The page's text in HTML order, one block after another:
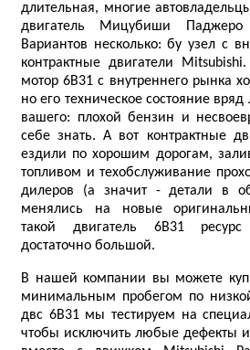
длительная, многие
двигатель Мицубиши
Вариантов несколько: бу узел с
контрактные двигатели
мотор 6B31 с внутреннего рынка
но его техническое состояние
вашего: плохой бензин и
себе знать. А вот контрактные
ездили по хорошим дорогам,
топливом и техобслуживание
дилеров (а значит - детали в
менялись на новые
такой двигатель 6B31
достаточно большой.
В нашей компании вы можете
минимальным пробегом по
двс 6B31 мы тестируем на
чтобы исключить любые дефекты